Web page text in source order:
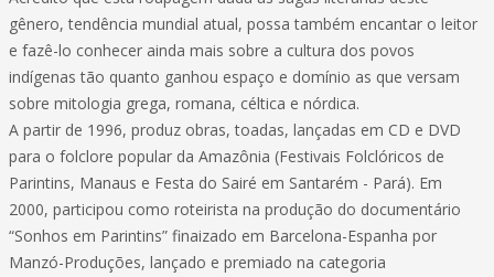
gênero, tendência mundial atual, possa também encantar o leitor
e fazê-lo conhecer ainda mais sobre a cultura dos povos
indígenas tão quanto ganhou espaço e domínio as que versam
sobre mitologia grega, romana, céltica e nórdica.
A partir de 1996, produz obras, toadas, lançadas em CD e DVD
para o folclore popular da Amazônia (Festivais Folclóricos de
Parintins, Manaus e Festa do Sairé em Santarém - Pará). Em
2000, participou como roteirista na produção do documentário
“Sonhos em Parintins” finaizado em Barcelona-Espanha por
Manzó-Produções, lançado e premiado na categoria